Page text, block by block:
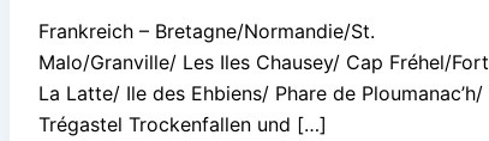
Frankreich – Bretagne/Normandie/St.
Malo/Granville/ Les Iles Chausey/ Cap Fréhel/Fort
La Latte/ Ile des Ehbiens/ Phare de Ploumanac’h/
Trégastel Trockenfallen und […]